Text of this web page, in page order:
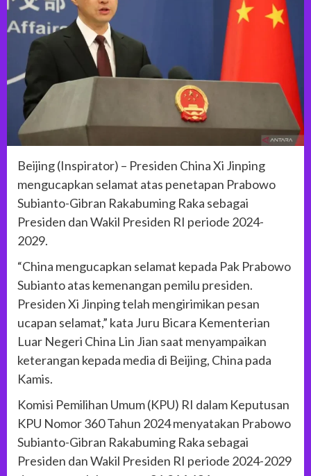
Beijing (Inspirator) – Presiden China Xi Jinping
mengucapkan selamat atas penetapan Prabowo
Subianto-Gibran Rakabuming Raka sebagai
Presiden dan Wakil Presiden RI periode 2024-
2029.
“China mengucapkan selamat kepada Pak Prabowo
Subianto atas kemenangan pemilu presiden.
Presiden Xi Jinping telah mengirimikan pesan
ucapan selamat,” kata Juru Bicara Kementerian
Luar Negeri China Lin Jian saat menyampaikan
keterangan kepada media di Beijing, China pada
Kamis.
Komisi Pemilihan Umum (KPU) RI dalam Keputusan
KPU Nomor 360 Tahun 2024 menyatakan Prabowo
Subianto-Gibran Rakabuming Raka sebagai
Presiden dan Wakil Presiden RI periode 2024-2029